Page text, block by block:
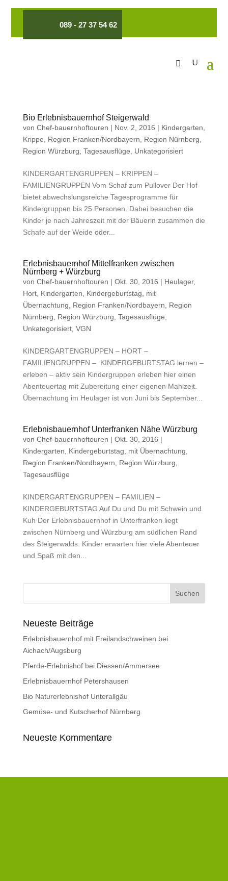
089 - 27 37 54 62
Bio Erlebnisbauernhof Steigerwald
von Chef-bauernhoftouren | Nov. 2, 2016 | Kindergarten
Krippe
Region Franken/Nordbayern Region Nürnberg
Region Würzburg Tagesausflüge Unkategorisiert
KINDERGARTENGRUPPEN – KRIPPEN –
FAMILIENGRUPPEN Vom Schaf zum Pullover Der Hof
bietet abwechslungsreiche Tagesprogramme für
Kindergruppen bis 25 Personen. Dabei besuchen die
Kinder je nach Jahreszeit mit der Bäuerin zusammen die
Schafe auf der Weide oder...
Erlebnisbauernhof Mittelfranken zwischen
Nürnberg + Würzburg
von Chef-bauernhoftouren | Okt. 30, 2016 | Heulager,
Hort, Kindergarten Kindergeburtstag
mit
Übernachtung
Region Franken/Nordbayern
Region
Nürnberg
Region Würzburg Tagesausflüge
Unkategorisiert, VGN
KINDERGARTENGRUPPEN – HORT –
FAMILIENGRUPPEN – KINDERGEBURTSTAG lernen –
erleben – aktiv sein Kindergruppen erleben hier einen
Abenteuertag mit Zubereitung einer eigenen Mahlzeit.
Übernachtung im Heulager ist von Juni bis September...
Erlebnisbauernhof Unterfranken Nähe Würzburg
von Chef-bauernhoftouren | Okt. 30, 2016 |
Kindergarten
Kindergeburtstag mit Übernachtung
Region Franken/Nordbayern
Region Würzburg
Tagesausflüge
KINDERGARTENGRUPPEN – FAMILIEN –
KINDERGEBURTSTAG Auf Du und Du mit Schwein und
Kuh Der Erlebnisbauernhof in Unterfranken liegt
zwischen Nürnberg und Würzburg am südlichen Rand
des Steigerwalds. Kinder erwarten hier viele Abenteuer
und Spaß mit den...
Neueste Beiträge
Erlebnisbauernhof mit Freilandschweinen bei
Aichach/Augsburg
Pferde-Erlebnishof bei Diessen/Ammersee
Erlebnisbauernhof Petershausen
Bio Naturerlebnishof Unterallgäu
Gemüse- und Kutscherhof Nürnberg
Neueste Kommentare